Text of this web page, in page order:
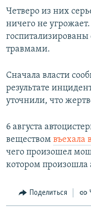
Четверо из них
ничего не
травмами.
Сначала власти
результате
уточнили, что
6 августа
веществом въехала
чего произошел
котором произошла
Поделиться